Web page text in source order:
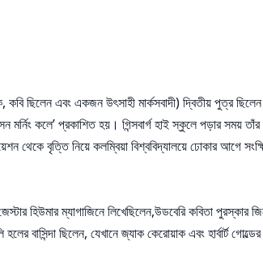
ছিলেন এবং একজন উৎসাহী মার্কসবাদী) দ্বিতীয় পুত্র ছিলেন
মর্নিং কলে’ প্রকাশিত হয়। গিন্সবার্গ হাই স্কুলে পড়ার সময়
থেকে বৃত্তি নিয়ে কলম্বিয়া বিশ্ববিদ্যালয়ে ঢোকার আগে
হিউমার ম্যাগাজিনে লিখেছিলেন,উডবেরি কবিতা পুরস্কার
বাসিন্দা ছিলেন, যেখানে জ্যাক কেরোয়াক এবং হার্বার্ট